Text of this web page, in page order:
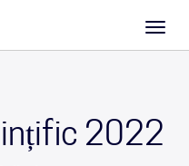
2022